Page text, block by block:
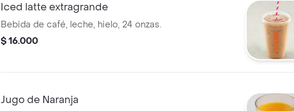
Iced latte extragrande
Bebida de café, leche, hielo, 24 onzas.
$ 16.000
Jugo de Naranja